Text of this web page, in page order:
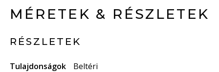
MÉRETEK & RÉSZLETEK
RÉSZLETEK
Tulajdonságok
Beltéri